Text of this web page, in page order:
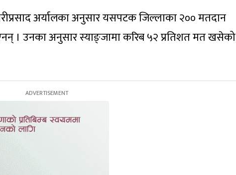
अर्यालका अनुसार यसपटक जिल्लाका २०० मतदान
। उनका अनुसार स्याङ्जामा करिब ५२ प्रतिशत मत खसेको